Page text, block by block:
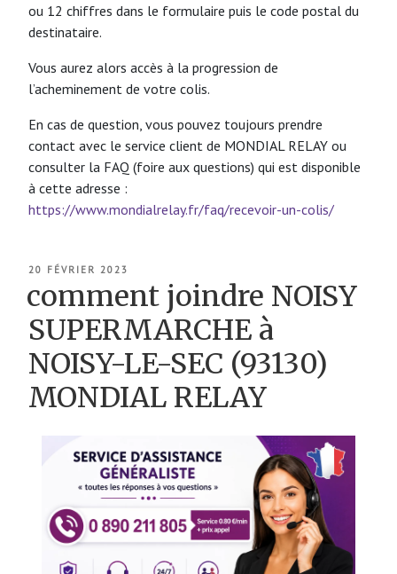
ou 12 chiffres dans le formulaire puis le code postal du
destinataire.
Vous aurez alors accès à la progression de
l’acheminement de votre colis.
En cas de question, vous pouvez toujours prendre
contact avec le service client de MONDIAL RELAY ou
consulter la FAQ (foire aux questions) qui est disponible
à cette adresse :
https://www.mondialrelay.fr/faq/recevoir-un-colis/
PUBLIÉ
20 FÉVRIER 2023
comment joindre NOISY
SUPERMARCHE à
NOISY-LE-SEC (93130)
MONDIAL RELAY